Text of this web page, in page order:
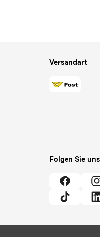
Versandart
Folgen Sie uns